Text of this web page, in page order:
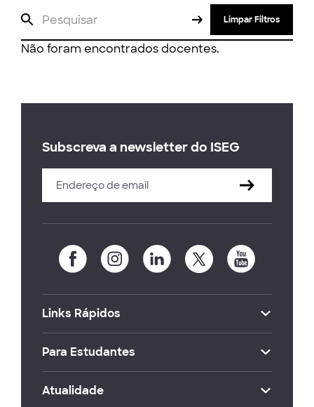
Limpar Filtros
Não foram encontrados docentes.
Subscreva a newsletter do ISEG
Links Rápidos
Para Estudantes
Atualidade